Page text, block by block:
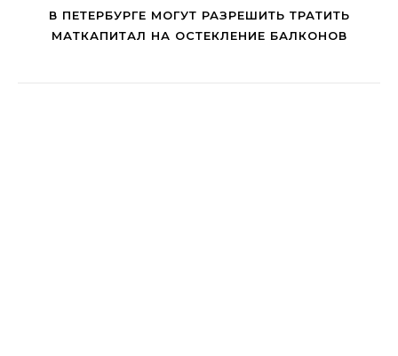
В ПЕТЕРБУРГЕ МОГУТ РАЗРЕШИТЬ ТРАТИТЬ
МАТКАПИТАЛ НА ОСТЕКЛЕНИЕ БАЛКОНОВ